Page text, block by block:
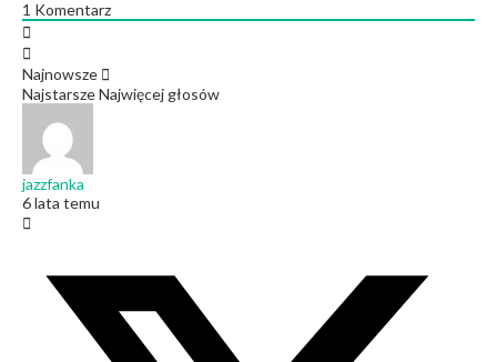
1 Komentarz
Najnowsze
NajstarszeNajwięcej głosów
jazzfanka
6 lata temu